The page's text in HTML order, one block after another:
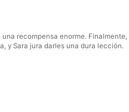
recompensa enorme. Finalmente,
y Sara jura darles una dura lección.